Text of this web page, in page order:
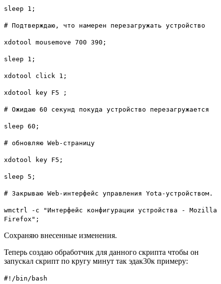
sleep 1;
# Подтверждаю, что намерен перезагружать устройство
xdotool mousemove 700 390;
sleep 1;
xdotool click 1;
xdotool key F5 ;
# Ожидаю 60 секунд покуда устройство перезагружается
sleep 60;
# обновляю Web-страницу
xdotool key F5;
sleep 5;
# Закрываю Web-интерфейс управления Yota-устройством.
wmctrl -c "Интерфейс конфигурации устройства - Mozilla
Firefox";
Сохраняю внесенные изменения.
Теперь создаю обработчик для данного скрипта чтобы он
запускал скрипт по кругу минут так эдак30к примеру:
#!/bin/bash